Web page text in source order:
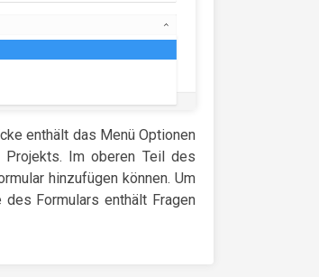
enthält das Menü Optionen
Im oberen Teil des
hinzufügen können. Um
Formulars enthält Fragen